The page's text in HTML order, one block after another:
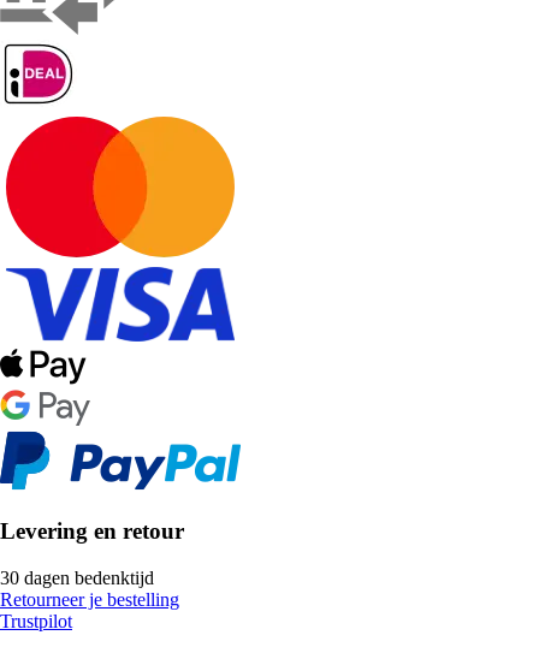
Levering en retour
30 dagen bedenktijd
Retourneer je bestelling
Trustpilot